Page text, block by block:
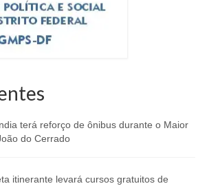
terá reforço de ônibus durante o Maior
do Cerrado
itinerante levará cursos gratuitos de